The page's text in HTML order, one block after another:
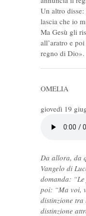
Un altro
lascia che io
Ma Gesù gli
all’aratro e
regno di Dio».
OMELIA
giovedì 19
Da allora, da
Vangelo di
domanda:
poi: “Ma voi,
distinzione tra
distinzione